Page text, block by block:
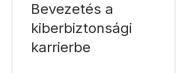
Bevezetés a
kiberbiztonsági
karrierbe